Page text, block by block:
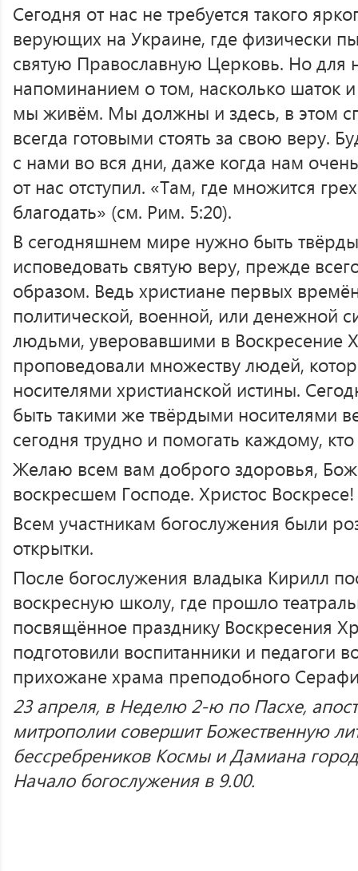
Сегодня от нас не требуется такого
верующих на Украине, где физически
святую Православную Церковь. Но для
напоминанием о том, насколько шаток
мы живём. Мы должны и здесь, в этом
всегда готовыми стоять за свою веру.
с нами во вся дни, даже когда нам
от нас отступил. «Там, где множится
благодать» (см. Рим. 5:20).
В сегодняшнем мире нужно быть
исповедовать святую веру, прежде
образом. Ведь христиане первых
политической, военной, или денежной
людьми, уверовавшими в Воскресение
проповедовали множеству людей,
носителями христианской истины.
быть такими же твёрдыми носителями
сегодня трудно и помогать каждому,
Желаю всем вам доброго здоровья,
воскресшем Господе. Христос Воскресе!
Всем участникам богослужения были
открытки.
После богослужения владыка Кирилл
воскресную школу, где прошло
посвящённое празднику Воскресения
подготовили воспитанники и педагоги
прихожане храма преподобного
23 апреля, в Неделю 2-ю по Пасхе,
митрополии совершит Божественную
бессребреников Космы и Дамиана
Начало богослужения в 9.00.